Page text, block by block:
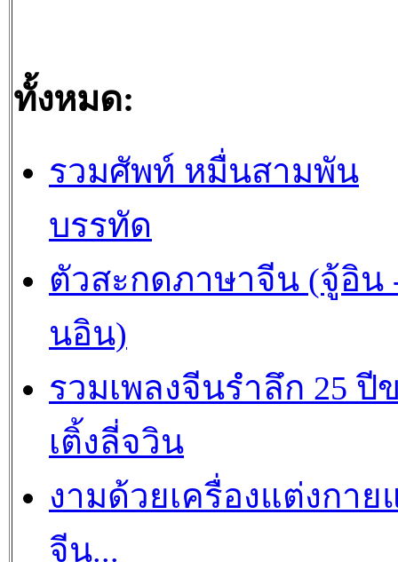
ทั้งหมด:
รวมศัพท์ หมื่นสามพัน
บรรทัด
ตัวสะกดภาษาจีน (จู้อิน
นอิน)
รวมเพลงจีนรำลึก 25 ปี
เติ้งลี่จวิน
งามด้วยเครื่องแต่งกาย
จีน...